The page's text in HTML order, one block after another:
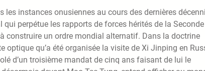
les instances onusiennes au cours des dernières
perpétue les rapports de forces hérités de la Seconde
construire un ordre mondial alternatif. Dans la doctrine
optique qu’a été organisée la visite de Xi Jinping en
d’un troisième mandat de cinq ans faisant de lui le